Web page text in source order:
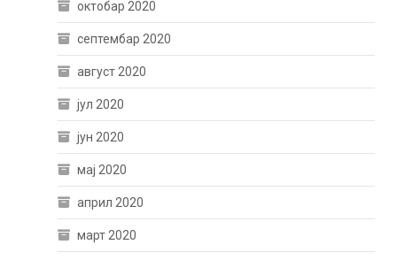
октобар 2020
септембар 2020
август 2020
јул 2020
јун 2020
мај 2020
април 2020
март 2020